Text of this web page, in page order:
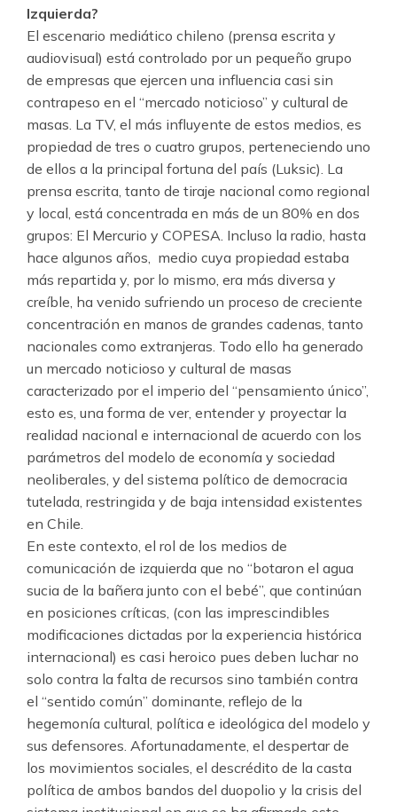
Izquierda?
El escenario mediático chileno (prensa escrita y
audiovisual) está controlado por un pequeño grupo
de empresas que ejercen una influencia casi sin
contrapeso en el “mercado noticioso” y cultural de
masas. La TV, el más influyente de estos medios, es
propiedad de tres o cuatro grupos, perteneciendo uno
de ellos a la principal fortuna del país (Luksic). La
prensa escrita, tanto de tiraje nacional como regional
y local, está concentrada en más de un 80% en dos
grupos: El Mercurio y COPESA. Incluso la radio, hasta
hace algunos años, medio cuya propiedad estaba
más repartida y, por lo mismo, era más diversa y
creíble, ha venido sufriendo un proceso de creciente
concentración en manos de grandes cadenas, tanto
nacionales como extranjeras. Todo ello ha generado
un mercado noticioso y cultural de masas
caracterizado por el imperio del “pensamiento único”,
esto es, una forma de ver, entender y proyectar la
realidad nacional e internacional de acuerdo con los
parámetros del modelo de economía y sociedad
neoliberales, y del sistema político de democracia
tutelada, restringida y de baja intensidad existentes
en Chile.
En este contexto, el rol de los medios de
comunicación de izquierda que no “botaron el agua
sucia de la bañera junto con el bebé”, que continúan
en posiciones críticas, (con las imprescindibles
modificaciones dictadas por la experiencia histórica
internacional) es casi heroico pues deben luchar no
solo contra la falta de recursos sino también contra
el “sentido común” dominante, reflejo de la
hegemonía cultural, política e ideológica del modelo y
sus defensores. Afortunadamente, el despertar de
los movimientos sociales, el descrédito de la casta
política de ambos bandos del duopolio y la crisis del